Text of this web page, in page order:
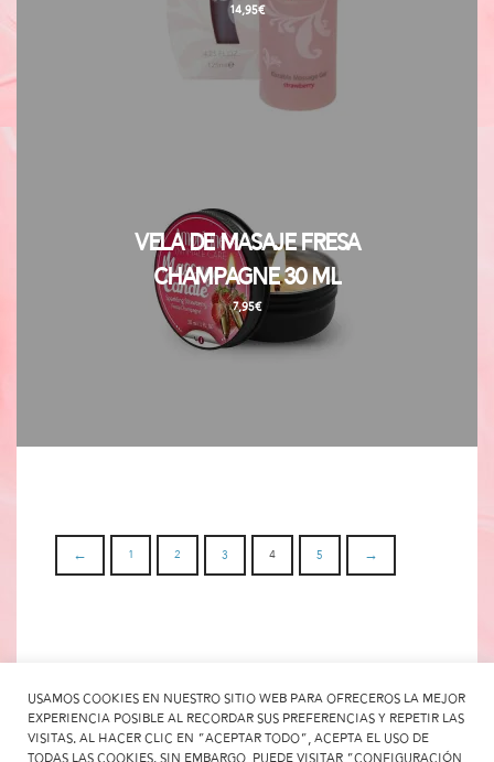
14,95€
Vela de Masaje Fresa
Champagne 30 ml
7,95€
← 1 2 3 4 5 →
Usamos cookies en nuestro sitio web para ofreceros la mejor
experiencia posible al recordar sus preferencias y repetir las
visitas. Al hacer clic en "Aceptar todo", acepta el uso de